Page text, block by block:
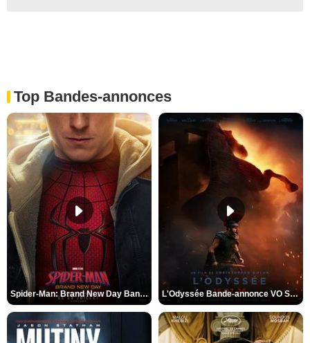
Top Bandes-annonces
Spider-Man: Brand New Day Bande-annonce VO STFR L'Odyssée Bande-annonce VO STFR